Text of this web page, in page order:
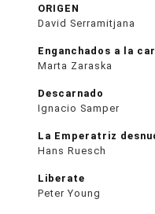
ORIGEN
David Serramitjana
Enganchados a la
Marta Zaraska
Descarnado
Ignacio Samper
La Emperatriz
Hans Ruesch
Liberate
Peter Young